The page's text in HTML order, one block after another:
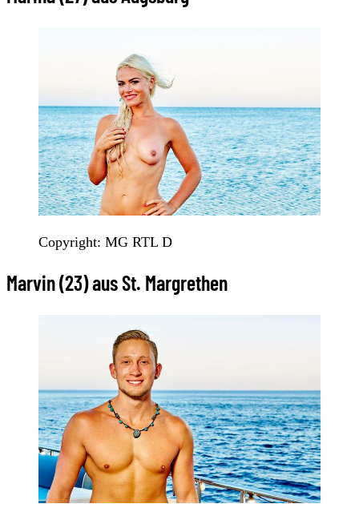
Copyright: MG RTL D
Marvin (23) aus St. Margrethen